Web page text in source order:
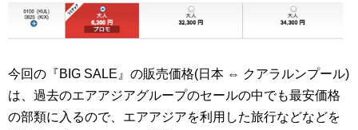
今回の『BIG SALE』の販売価格(日本 ⇔ クアラルンプール)
は、過去のエアアジアグループのセールの中でも最安価格
の部類に入るので、エアアジアを利用した旅行などなどを